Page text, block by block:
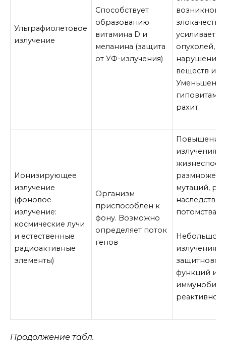
Ультрафиолетовое
излучение
Способствует
образованию
витамина D и
меланина (защита
от УФ-излучения)
усиливает
опухолей,
нарушение
веществ и
рахит
Ионизирующее
излучение
(фоновое
излучение:
космические лучи
и естественные
радиоактивные
элементы)
Организм
приспособлен к
фону. Возможно
определяет поток
генов
Повышение
излучения:
мутаций,
потомства.
Небольшое
излучения:
функций и
Продолжение табл.